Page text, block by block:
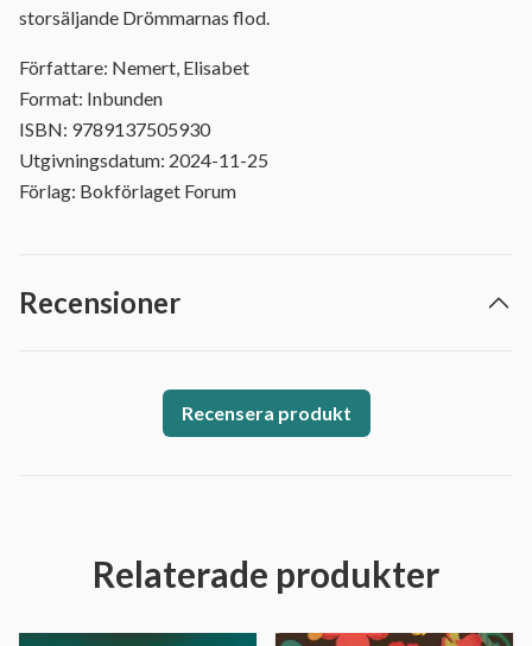
storsäljande Drömmarnas flod.
Författare: Nemert, Elisabet
Format: Inbunden
ISBN: 9789137505930
Utgivningsdatum: 2024-11-25
Förlag: Bokförlaget Forum
Recensioner
Recensera produkt
Relaterade produkter